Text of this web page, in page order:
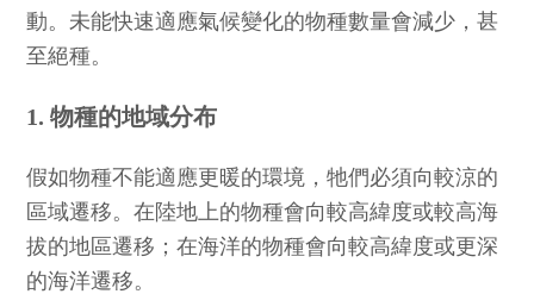
動。未能快速適應氣候變化的物種數量會減少，甚
至絕種。
1. 物種的地域分布
假如物種不能適應更暖的環境，牠們必須向較涼的
區域遷移。在陸地上的物種會向較高緯度或較高海
拔的地區遷移；在海洋的物種會向較高緯度或更深
的海洋遷移。